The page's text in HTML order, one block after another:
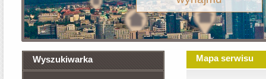
Wyszukiwarka Mapa serwisu